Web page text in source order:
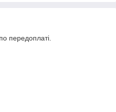
передоплаті.